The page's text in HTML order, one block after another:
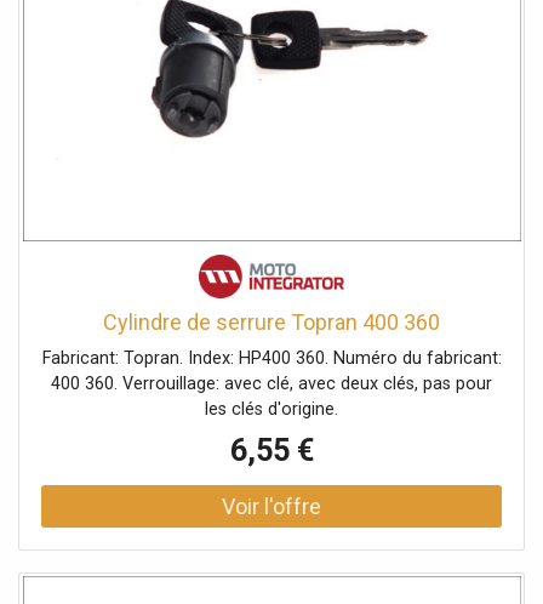
Cylindre de serrure Topran 400 360
Fabricant: Topran. Index: HP400 360. Numéro du fabricant:
400 360. Verrouillage: avec clé, avec deux clés, pas pour
les clés d'origine.
6,55 €